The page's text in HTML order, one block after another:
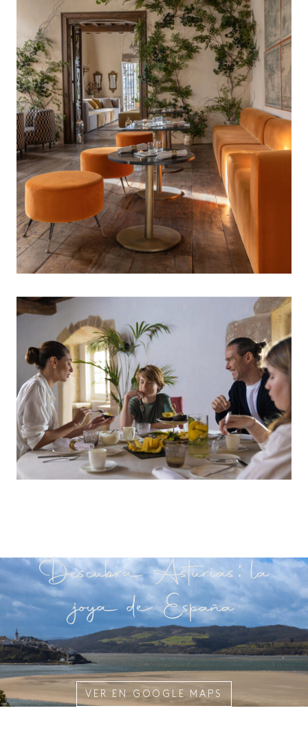
Descubra Asturias: la
joya de España
VER EN GOOGLE MAPS